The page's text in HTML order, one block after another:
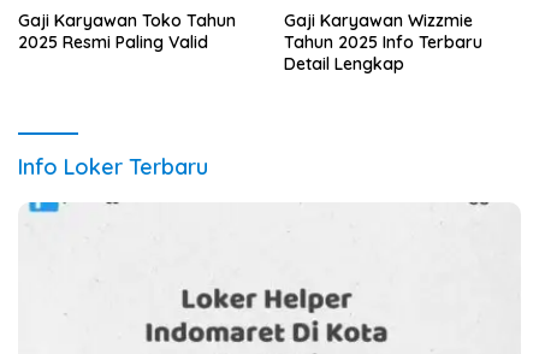
Gaji Karyawan Toko Tahun
2025 Resmi Paling Valid
Gaji Karyawan Wizzmie
Tahun 2025 Info Terbaru
Detail Lengkap
Info Loker Terbaru